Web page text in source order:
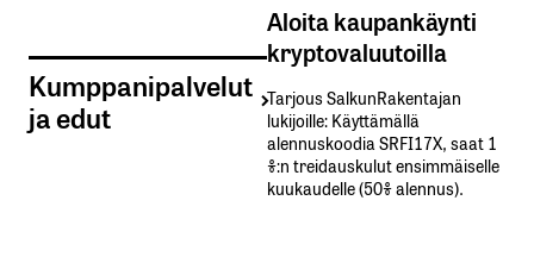
Kumppanipalvelut
ja edut
Aloita kaupankäynti
kryptovaluutoilla
Tarjous SalkunRakentajan
lukijoille: Käyttämällä​ ​
alennuskoodia​ ​SRFI17X,​ ​saat​ ​1
%:n treidauskulut​ ​ensimmäiselle​ ​
kuukaudelle​ ​(50%​ ​alennus).